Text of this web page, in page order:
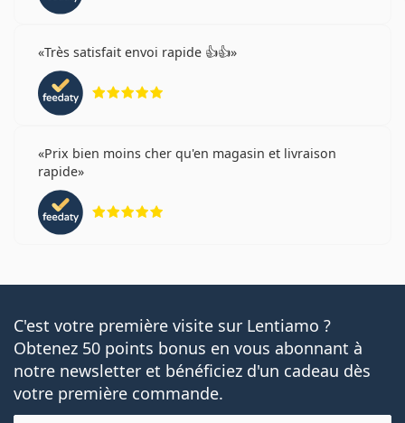
Très satisfait envoi rapide 👍👍
Prix bien moins cher qu'en magasin et livraison
rapide
C'est votre première visite sur Lentiamo ?
Obtenez 50 points bonus en vous abonnant à
notre newsletter et bénéficiez d'un cadeau dès
votre première commande.